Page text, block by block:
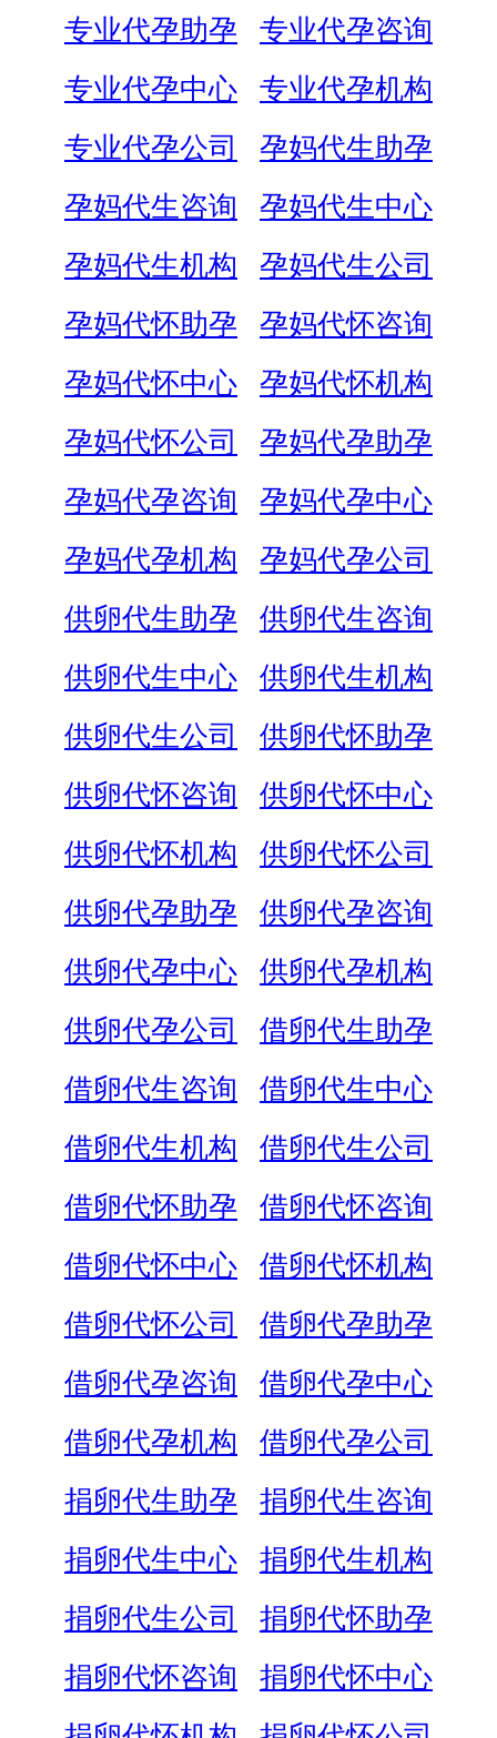
专业代孕助孕
专业代孕咨询
专业代孕中心
专业代孕机构
专业代孕公司
孕妈代生助孕
孕妈代生咨询
孕妈代生中心
孕妈代生机构
孕妈代生公司
孕妈代怀助孕
孕妈代怀咨询
孕妈代怀中心
孕妈代怀机构
孕妈代怀公司
孕妈代孕助孕
孕妈代孕咨询
孕妈代孕中心
孕妈代孕机构
孕妈代孕公司
供卵代生助孕
供卵代生咨询
供卵代生中心
供卵代生机构
供卵代生公司
供卵代怀助孕
供卵代怀咨询
供卵代怀中心
供卵代怀机构
供卵代怀公司
供卵代孕助孕
供卵代孕咨询
供卵代孕中心
供卵代孕机构
供卵代孕公司
借卵代生助孕
借卵代生咨询
借卵代生中心
借卵代生机构
借卵代生公司
借卵代怀助孕
借卵代怀咨询
借卵代怀中心
借卵代怀机构
借卵代怀公司
借卵代孕助孕
借卵代孕咨询
借卵代孕中心
借卵代孕机构
借卵代孕公司
捐卵代生助孕
捐卵代生咨询
捐卵代生中心
捐卵代生机构
捐卵代生公司
捐卵代怀助孕
捐卵代怀咨询
捐卵代怀中心